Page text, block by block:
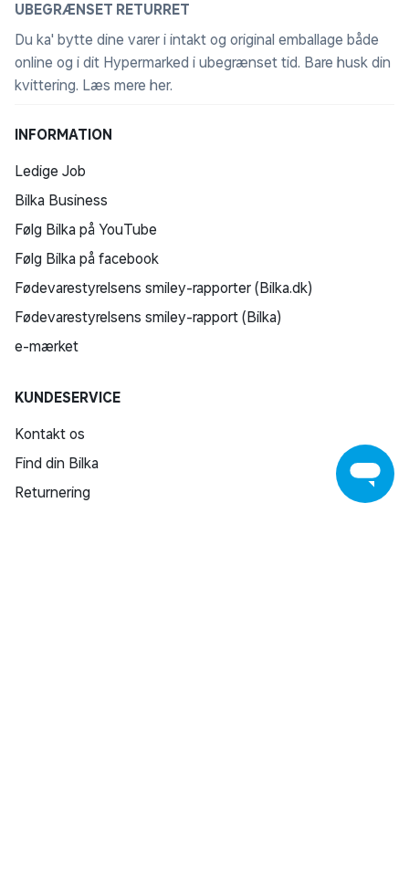
UBEGRÆNSET RETURRET
Du ka' bytte dine varer i intakt og original emballage både
online og i dit Hypermarked i ubegrænset tid. Bare husk din
kvittering. Læs mere her.
INFORMATION
Ledige Job
Bilka Business
Følg Bilka på YouTube
Følg Bilka på facebook
Fødevarestyrelsens smiley-rapporter (Bilka.dk)
Fødevarestyrelsens smiley-rapport (Bilka)
e-mærket
KUNDESERVICE
Kontakt os
Find din Bilka
Returnering